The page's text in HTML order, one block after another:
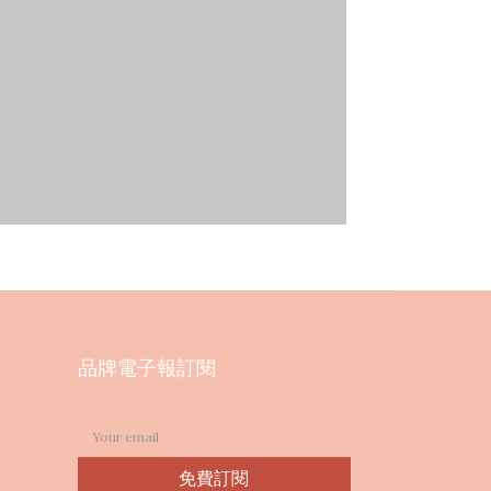
品牌電子報訂閱
免費訂閱